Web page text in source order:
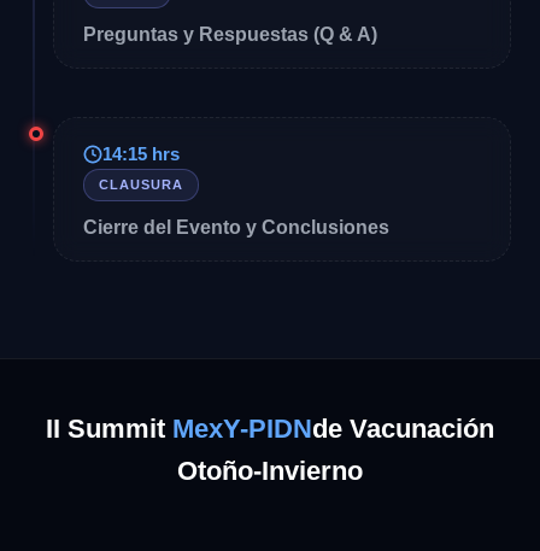
Preguntas y Respuestas (Q & A)
14:15 hrs
CLAUSURA
Cierre del Evento y Conclusiones
II Summit MexY-PIDNde Vacunación
Otoño-Invierno